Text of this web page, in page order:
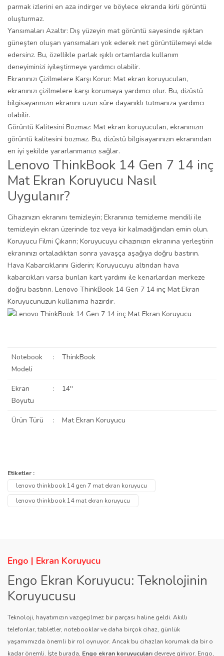
parmak izlerini en aza indirger ve böylece ekranda kirli görüntü
oluşturmaz.
Yansımaları Azaltır: Dış yüzeyin mat görüntü sayesinde ışıktan
güneşten oluşan yansımaları yok ederek net görüntülemeyi elde
edersinz. Bu, özellikle parlak ışıklı ortamlarda kullanım
deneyiminizi iyileştirmeye yardımcı olabilir.
Ekranınızı Çizilmelere Karşı Korur: Mat ekran koruyucuları,
ekranınızı çizilmelere karşı korumaya yardımcı olur. Bu, dizüstü
bilgisayarınızın ekranını uzun süre dayanıklı tutmanıza yardımcı
olabilir.
Görüntü Kalitesini Bozmaz: Mat ekran koruyucuları, ekranınızın
görüntü kalitesini bozmaz. Bu, dizüstü bilgisayarınızın ekranından
en iyi şekilde yararlanmanızı sağlar.
Lenovo ThinkBook 14 Gen 7 14 inç
Mat Ekran Koruyucu Nasıl
Uygulanır?
Cihazınızın ekranını temizleyin; Ekranınızı temizleme mendili ile
temizleyin ekran üzerinde toz veya kir kalmadığından emin olun.
Koruyucu Filmi Çıkarın; Koruyucuyu cihazınızın ekranına yerleştirin
ekranınızı ortaladıktan sonra yavaşça aşağıya doğru bastırın.
Hava Kabarcıklarını Giderin; Koruyucuyu altından hava
kabarcıkları varsa bunları kart yardımı ile kenarlardan merkeze
doğru bastırın. Lenovo ThinkBook 14 Gen 7 14 inç Mat Ekran
Koruyucunuzun kullanıma hazırdır.
Notebook
Modeli
: ThinkBook
Ekran
Boyutu
: 14''
Ürün Türü : Mat Ekran Koruyucu
Yorum Yaz
konularda yetersiz gördüğünüz noktaları öneri formunu kullanarak
tarafımıza iletebilirsiniz.
Görüş ve önerileriniz için teşekkür ederiz.
Bu ürüne benzer farklı alternatifler olmalı.
Soru Sor
Etiketler :
lenovo thinkbook 14 gen 7 mat ekran koruyucu
lenovo thinkbook 14 mat ekran koruyucu
Engo | Ekran Koruyucu
Engo Ekran Koruyucu: Teknolojinin
Koruyucusu
Teknoloji, hayatımızın vazgeçilmez bir parçası haline geldi. Akıllı
telefonlar, tabletler, notebooklar ve daha birçok cihaz, günlük
yaşamımızda önemli bir rol oynuyor. Ancak bu cihazları korumak da bir o
kadar önemli. İşte burada, Engo ekran koruyucuları devreye giriyor. Engo,